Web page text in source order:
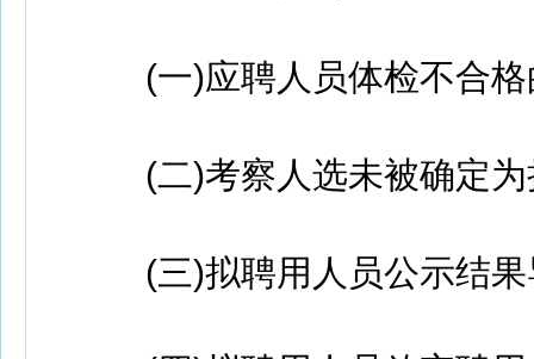
(一)应聘人员体检不合格
(二)考察人选未被确定为
(三)拟聘用人员公示结果